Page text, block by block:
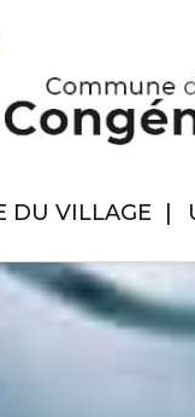
DU VILLAGE